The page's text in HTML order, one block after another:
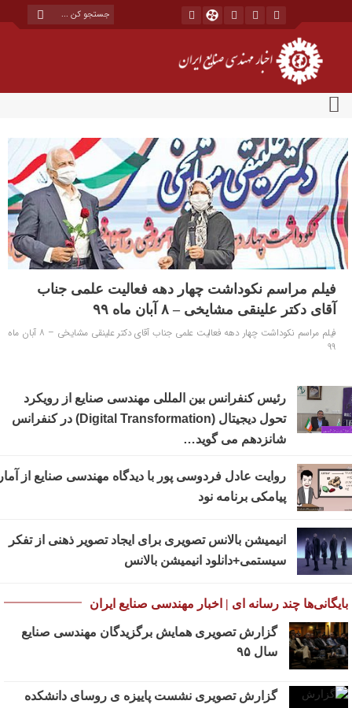
فیلم مراسم نکوداشت چهار دهه فعالیت علمی جناب
آقای دکتر علینقی مشایخی – ۸ آبان ماه ۹۹
فیلم مراسم نکوداشت چهار دهه فعالیت علمی جناب آقای دکتر علینقی مشایخی – ۸ آبان ماه
۹۹
رئیس کنفرانس بین المللی مهندسی صنایع از رویکرد
تحول دیجیتال (Digital Transformation) در کنفرانس
شانزدهم می گوید…
روایت عادل فردوسی پور با دیدگاه مهندسی صنایع از
پیامکی برنامه نود
انیمیشن بالانس تصویری برای ایجاد تصویر ذهنی از تفکر
سیستمی+دانلود انیمیشن بالانس
بایگانی‌ها چند رسانه ای | اخبار مهندسی صنایع ایران
گزارش تصویری همایش برگزیدگان مهندسی صنایع
سال ۹۵
گزارش تصویری نشست پاییزه ی روسای دانشکده